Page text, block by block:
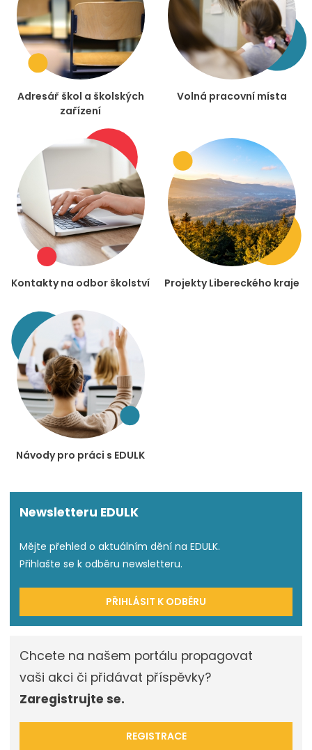
Adresář škol a školských
zařízení
Volná pracovní místa
Kontakty na odbor školství Projekty Libereckého kraje
Návody pro práci s EDULK
Newsletteru EDULK
Mějte přehled o aktuálním dění na EDULK.
Přihlašte se k odběru newsletteru.
PŘIHLÁSIT K ODBĚRU
Chcete na našem portálu propagovat
vaši akci či přidávat příspěvky?
Zaregistrujte se.
REGISTRACE